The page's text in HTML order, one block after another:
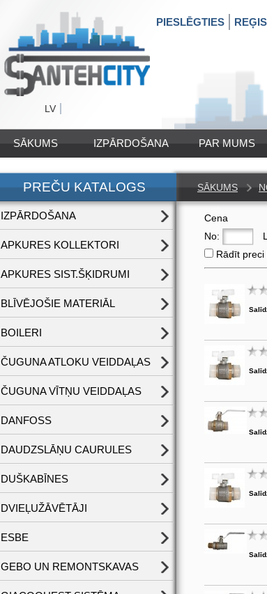
LV
PIESLĒGTIES
SĀKUMS IZPĀRDOŠANA PAR MUMS
PREČU KATALOGS
IZPĀRDOŠANA
APKURES KOLLEKTORI
APKURES SIST.ŠĶIDRUMI
BLĪVĒJOŠIE MATERIĀL
BOILERI
ČUGUNA ATLOKU VEIDDAĻAS
ČUGUNA VĪTŅU VEIDDAĻAS
DANFOSS
DAUDZSLĀŅU CAURULES
DUŠKABĪNES
DVIEĻUŽĀVĒTĀJI
ESBE
GEBO UN REMONTSKAVAS
SĀKUMS
Cena
No:
Rādīt preci